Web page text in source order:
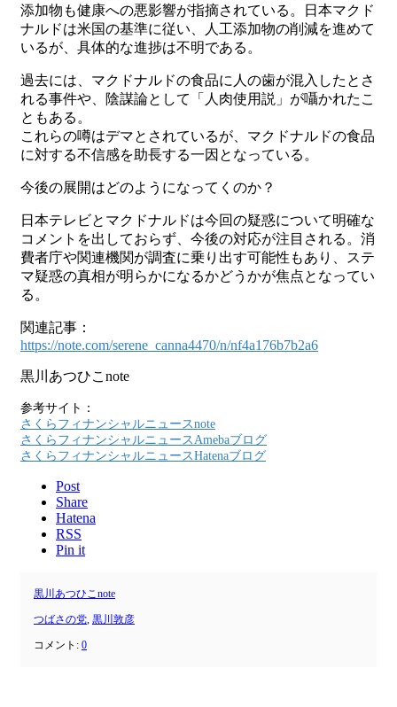
添加物も健康への悪影響が指摘されている。日本マクド
ナルドは米国の基準に従い、人工添加物の削減を進めて
いるが、具体的な進捗は不明である。
過去には、マクドナルドの食品に人の歯が混入したとさ
れる事件や、陰謀論として「人肉使用説」が囁かれたこ
ともある。
これらの噂はデマとされているが、マクドナルドの食品
に対する不信感を助長する一因となっている。
今後の展開はどのようになってくのか？
日本テレビとマクドナルドは今回の疑惑について明確な
コメントを出しておらず、今後の対応が注目される。消
費者庁や関連機関が調査に乗り出す可能性もあり、ステ
マ疑惑の真相が明らかになるかどうかが焦点となってい
る。
関連記事：
https://note.com/serene_canna4470/n/nf4a176b7b2a6
黒川あつひこnote
参考サイト：
さくらフィナンシャルニュースnote
さくらフィナンシャルニュースAmebaブログ
さくらフィナンシャルニュースHatenaブログ
Post
Share
Hatena
RSS
Pin it
黒川あつひこnote
つばさの党, 黒川敦彦
コメント: 0